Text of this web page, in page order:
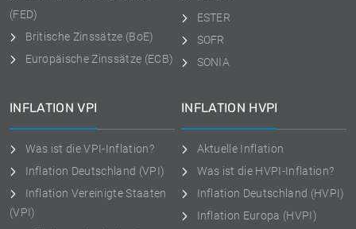
(FED)
Britische Zinssätze (BoE)
Europäische Zinssätze (ECB)
ESTER
SOFR
SONIA
INFLATION VPI
Was ist die VPI-Inflation?
Inflation Deutschland (VPI)
Inflation Vereinigte Staaten
(VPI)
INFLATION HVPI
Aktuelle Inflation
Was ist die HVPI-Inflation?
Inflation Deutschland (HVPI)
Inflation Europa (HVPI)